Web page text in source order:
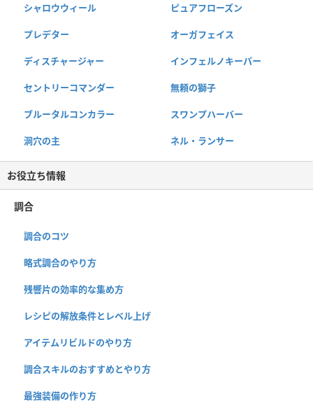
シャロウウィール ピュアフローズン
プレデター オーガフェイス
ディスチャージャー インフェルノキーパー
セントリーコマンダー 無頼の獅子
ブルータルコンカラー スワンプハーバー
洞穴の主 ネル・ランサー
お役立ち情報
調合
調合のコツ
略式調合のやり方
残響片の効率的な集め方
レシピの解放条件とレベル上げ
アイテムリビルドのやり方
調合スキルのおすすめとやり方
最強装備の作り方